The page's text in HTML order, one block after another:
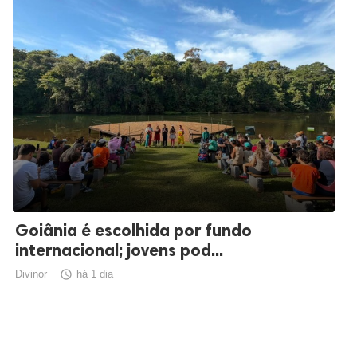
Goiânia é escolhida por fundo
internacional; jovens pod...
Divinor  há 1 dia